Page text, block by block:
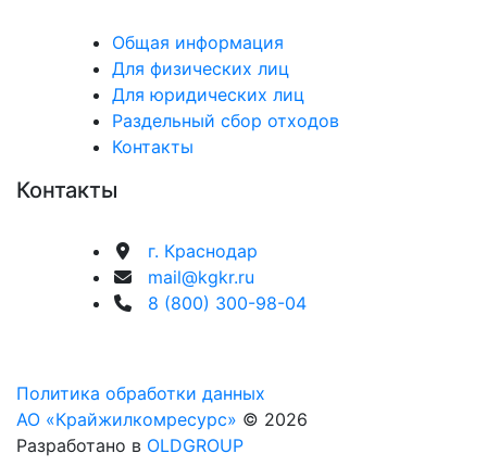
система
раздельного
твёрдых
коммунальных
крае»
Общая информация
Для физических лиц
Для юридических лиц
Раздельный сбор отходов
Контакты
Контакты
г. Краснодар
mail@kgkr.ru
8 (800) 300-98-04
Политика обработки данных
АО «Крайжилкомресурс» © 2026
Разработано в OLDGROUP